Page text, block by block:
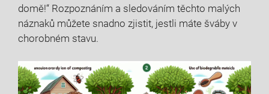
domě!“‍ Rozpoznáním a sledováním těchto malých
náznaků můžete snadno zjistit, jestli máte⁢ šváby v
chorobném stavu.